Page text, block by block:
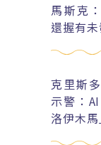
馬斯克
還握有
克里斯
示警：
洛伊木馬